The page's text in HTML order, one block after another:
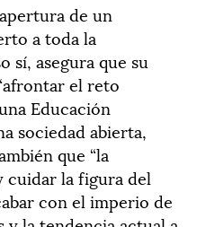
de un
a toda la
sí, asegura que su
el reto
Educación
sociedad abierta,
que “la
cuidar la figura del
con el imperio de